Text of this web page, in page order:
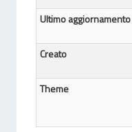
Ultimo aggiornamento
Creato
Theme